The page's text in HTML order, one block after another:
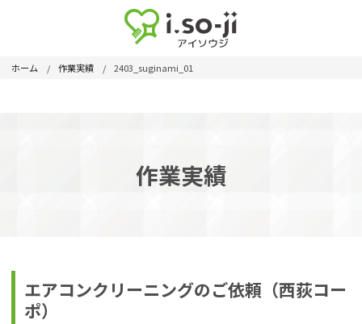
ホーム 作業実績 2403_suginami_01
作業実績
エアコンクリーニングのご依頼（西荻コー
ポ）